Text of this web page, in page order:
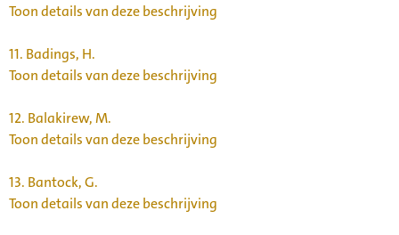
Toon details van deze beschrijving
11. Badings, H.
Toon details van deze beschrijving
12. Balakirew, M.
Toon details van deze beschrijving
13. Bantock, G.
Toon details van deze beschrijving